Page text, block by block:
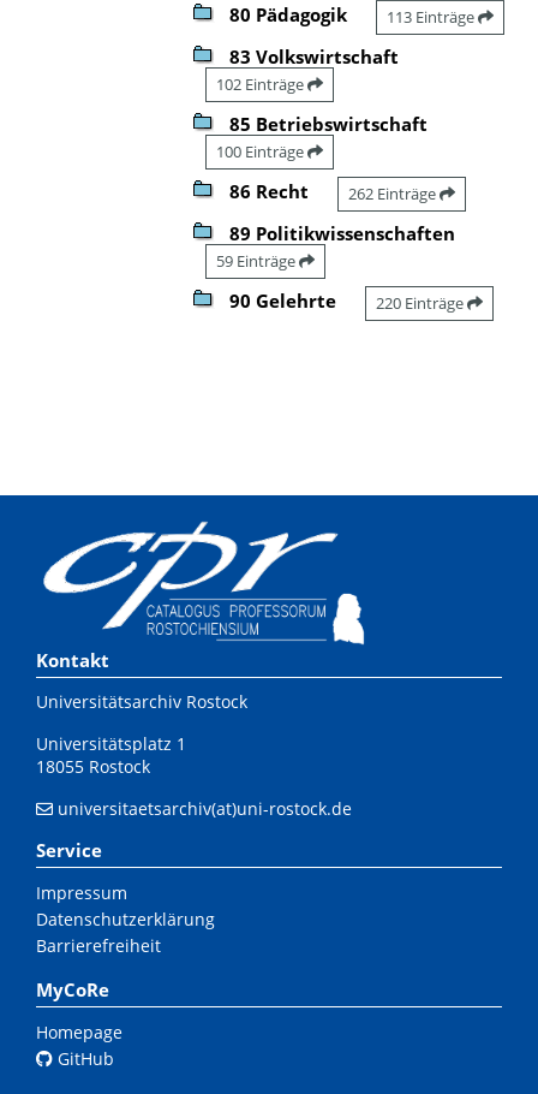
80 Pädagogik 113 Einträge
83 Volkswirtschaft
102 Einträge
85 Betriebswirtschaft
100 Einträge
86 Recht 262 Einträge
89 Politikwissenschaften
59 Einträge
90 Gelehrte 220 Einträge
Kontakt
Universitätsarchiv Rostock
Universitätsplatz 1
18055 Rostock
universitaetsarchiv(at)uni-rostock.de
Service
Impressum
Datenschutzerklärung
Barrierefreiheit
MyCoRe
Homepage
GitHub